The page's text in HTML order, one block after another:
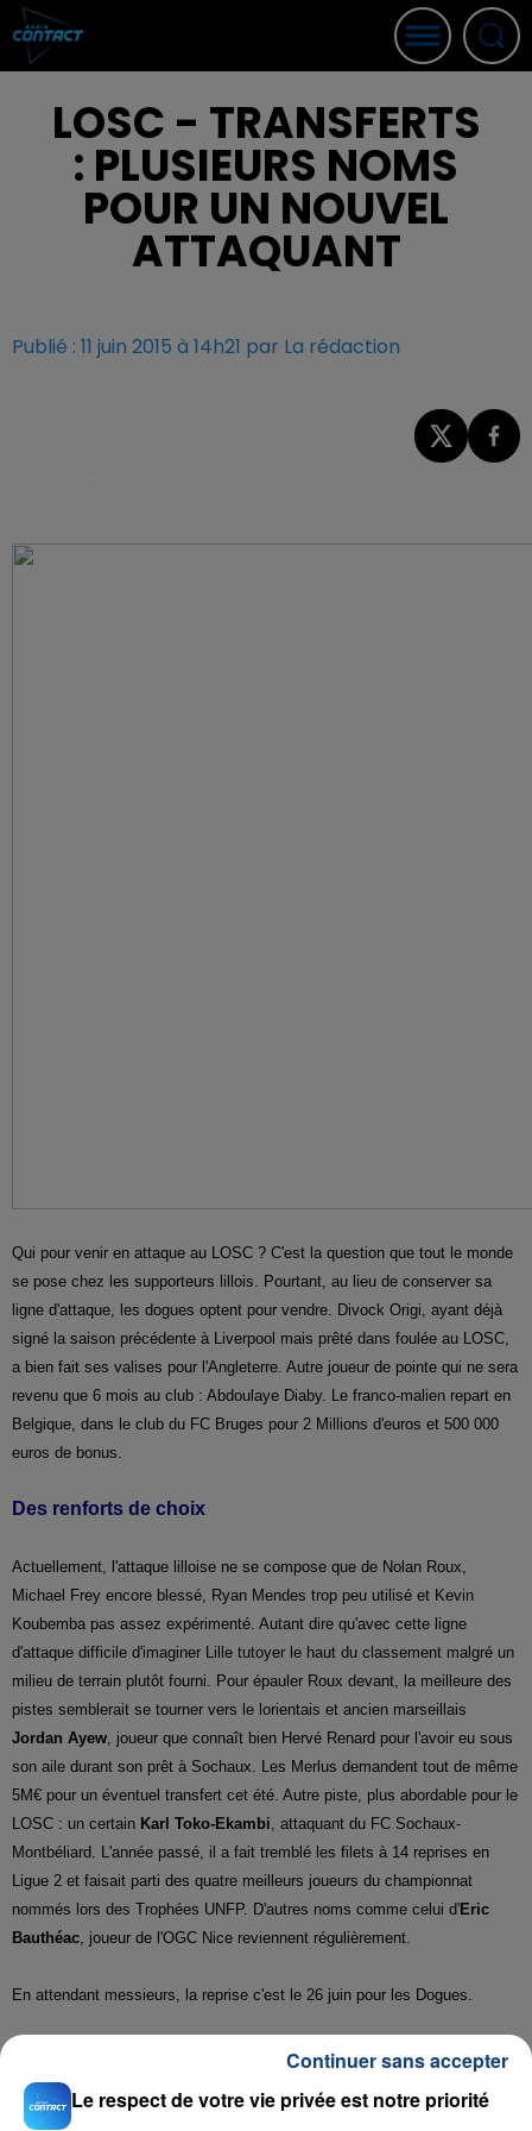
LOSC - TRANSFERTS
: PLUSIEURS NOMS
POUR UN NOUVEL
ATTAQUANT
Publié : 11 juin 2015 à 14h21 par La rédaction
Qui pour venir en attaque au LOSC ? C'est la question que tout le monde
se pose chez les supporteurs lillois. Pourtant, au lieu de conserver sa
ligne d'attaque, les dogues optent pour vendre. Divock Origi, ayant déjà
signé la saison précédente à Liverpool mais prêté dans foulée au LOSC,
a bien fait ses valises pour l'Angleterre. Autre joueur de pointe qui ne sera
revenu que 6 mois au club : Abdoulaye Diaby. Le franco-malien repart en
Belgique, dans le club du FC Bruges pour 2 Millions d'euros et 500 000
euros de bonus.
Des renforts de choix
Actuellement, l'attaque lilloise ne se compose que de Nolan Roux,
Michael Frey encore blessé, Ryan Mendes trop peu utilisé et Kevin
Koubemba pas assez expérimenté. Autant dire qu'avec cette ligne
d'attaque difficile d'imaginer Lille tutoyer le haut du classement malgré un
milieu de terrain plutôt fourni. Pour épauler Roux devant, la meilleure des
pistes semblerait se tourner vers le lorientais et ancien marseillais
Jordan Ayew , joueur que connaît bien Hervé Renard pour l'avoir eu sous
son aile durant son prêt à Sochaux. Les Merlus demandent tout de même
5M€ pour un éventuel transfert cet été. Autre piste, plus abordable pour le
LOSC : un certain Karl Toko-Ekambi , attaquant du FC Sochaux-
Montbéliard. L'année passé, il a fait tremblé les filets à 14 reprises en
Ligue 2 et faisait parti des quatre meilleurs joueurs du championnat
nommés lors des Trophées UNFP. D'autres noms comme celui d'Eric
Bauthéac , joueur de l'OGC Nice reviennent régulièrement.
En attendant messieurs, la reprise c'est le 26 juin pour les Dogues.
Le respect de votre vie privée est notre priorité
Continuer sans accepter